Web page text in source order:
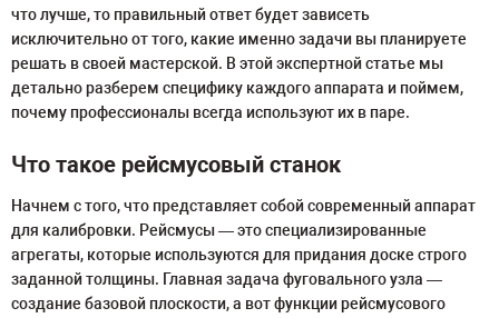
что лучше, то правильный ответ будет зависеть
исключительно от того, какие именно задачи вы планируете
решать в своей мастерской. В этой экспертной статье мы
детально разберем специфику каждого аппарата и поймем,
почему профессионалы всегда используют их в паре.
Что такое рейсмусовый станок
Начнем с того, что представляет собой современный аппарат
для калибровки. Рейсмусы — это специализированные
агрегаты, которые используются для придания доске строго
заданной толщины. Главная задача фуговального узла —
создание базовой плоскости, а вот функции рейсмусового